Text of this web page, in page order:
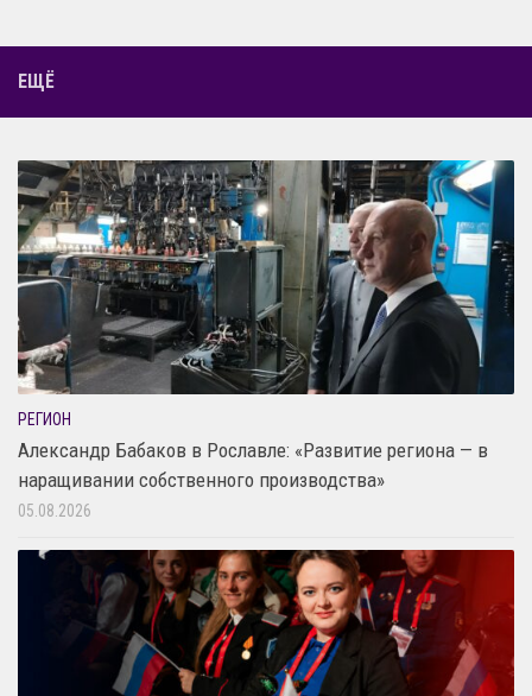
ЕЩЁ
РЕГИОН
Александр Бабаков в Рославле: «Развитие региона — в
наращивании собственного производства»
05.08.2026